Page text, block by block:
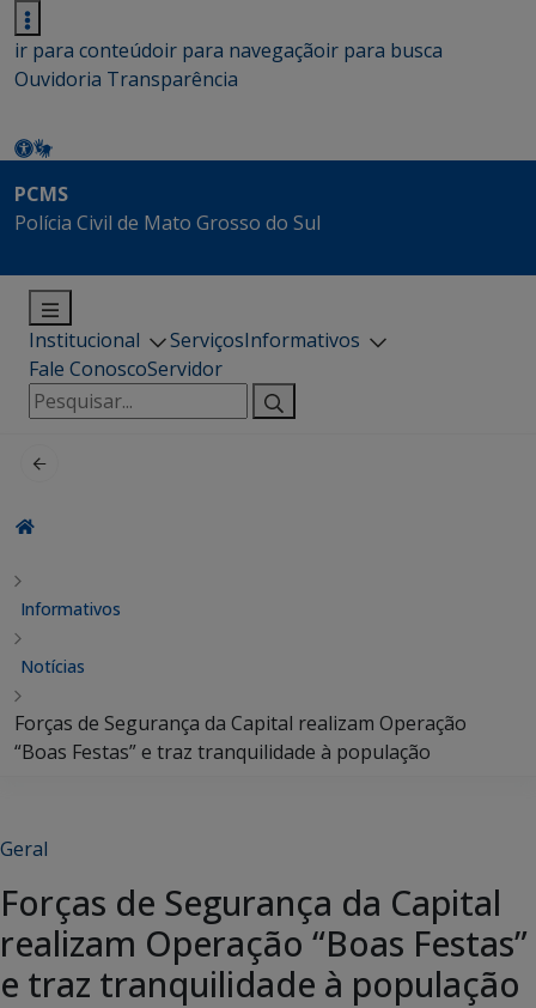
ir para conteúdoir para navegaçãoir para busca
Ouvidoria Transparência
PCMS
Polícia Civil de Mato Grosso do Sul
Institucional ServiçosInformativos
Fale ConoscoServidor
Pesquisar
por:
Informativos
Notícias
Forças de Segurança da Capital realizam Operação
“Boas Festas” e traz tranquilidade à população
Geral
Forças de Segurança da Capital
realizam Operação “Boas Festas”
e traz tranquilidade à população